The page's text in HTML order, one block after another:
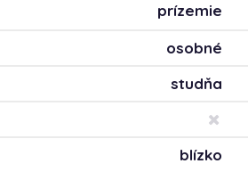
prízemie
osobné
studňa
blízko